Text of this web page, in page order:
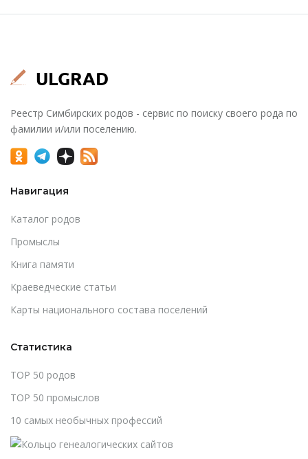
Реестр Симбирских родов - сервис по поиску своего рода по
фамилии и/или поселению.
Навигация
Каталог родов
Промыслы
Книга памяти
Краеведческие статьи
Карты национального состава поселений
Статистика
TOP 50 родов
TOP 50 промыслов
10 самых необычных профессий